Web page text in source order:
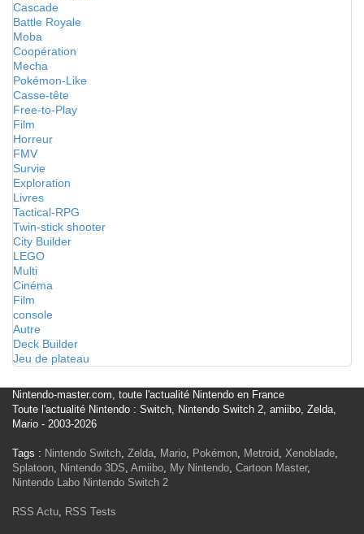
Cascade
Battle Royale
Moba
Coopération
Mecha
Pokémon-Like
Casse-tête
Free-to-Play
Film
Horreur
FMV
Survie
Exploration
Livres
Tactical-RPG
Twin-stick shooter
City Builder
LEGO
Multi
Cinéma
Film
console
Autre
Deck Builder
Jeu de plateau
Nintendo-master.com, toute l'actualité Nintendo en France
Toute l'actualité Nintendo : Switch, Nintendo Switch 2, amiibo, Zelda,
Mario - 2003-2026
Tags : Nintendo Switch, Zelda, Mario, Pokémon, Metroid, Xenoblade,
Splatoon, Nintendo 3DS, Amiibo, My Nintendo, Cartoon Master,
Nintendo Labo Nintendo Switch 2
RSS Actu, RSS Tests